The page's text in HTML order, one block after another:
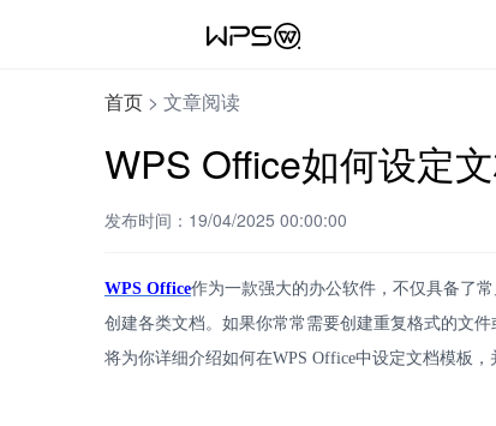
首页 > 文章阅读
WPS Office如何设定
发布时间：19/04/2025 00:00:00
WPS Office作为一款强大的办公软件，不仅具备了
创建各类文档。如果你常常需要创建重复格式的文
将为你详细介绍如何在WPS Office中设定文档模板，